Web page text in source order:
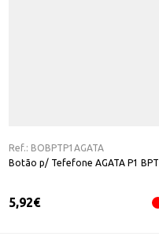
Ref.: BOBPTP1AGATA
Botão p/ Tefefone AGATA P1 BPT
5,92€